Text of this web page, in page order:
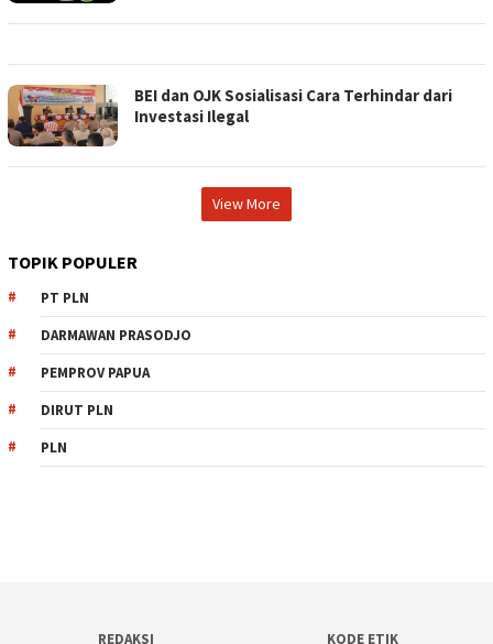
BEI dan OJK Sosialisasi Cara Terhindar dari
Investasi Ilegal
View More
TOPIK POPULER
PT PLN
DARMAWAN PRASODJO
PEMPROV PAPUA
DIRUT PLN
PLN
REDAKSI KODE ETIK